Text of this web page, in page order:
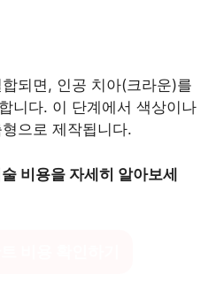
되면, 인공 치아(크라운)를
니다. 이 단계에서 색상이나
으로 제작됩니다.
비용을 자세히 알아보세